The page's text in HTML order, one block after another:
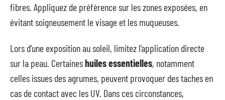
fibres. Appliquez de préférence sur les zones exposées, en
évitant soigneusement le visage et les muqueuses.
Lors d’une exposition au soleil, limitez l’application directe
sur la peau. Certaineshuiles essentielles, notamment
celles issues des agrumes, peuvent provoquer des taches en
cas de contact avec les UV. Dans ces circonstances,